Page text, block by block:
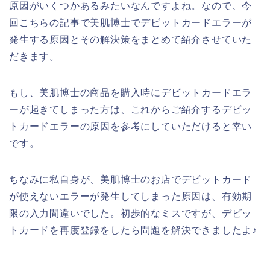
原因がいくつかあるみたいなんですよね。なので、今
回こちらの記事で美肌博士でデビットカードエラーが
発生する原因とその解決策をまとめて紹介させていた
だきます。
もし、美肌博士の商品を購入時にデビットカードエラ
ーが起きてしまった方は、これからご紹介するデビッ
トカードエラーの原因を参考にしていただけると幸い
です。
ちなみに私自身が、美肌博士のお店でデビットカード
が使えないエラーが発生してしまった原因は、有効期
限の入力間違いでした。初歩的なミスですが、デビッ
トカードを再度登録をしたら問題を解決できましたよ♪